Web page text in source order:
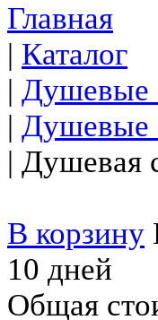
Главная
| Каталог
| Душевые
| Душевые
| Душевая
В корзину
10 дней
Общая